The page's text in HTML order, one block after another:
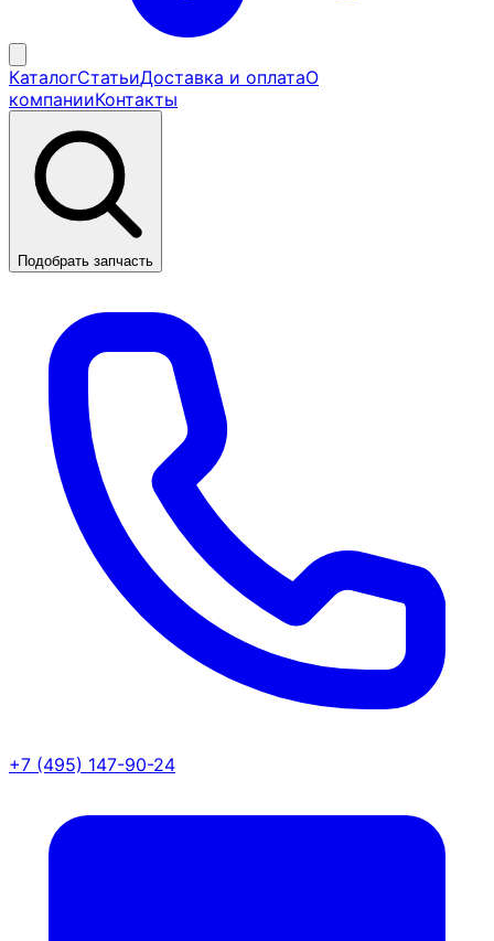
КаталогСтатьиДоставка и оплатаО
компанииКонтакты
Подобрать запчасть
+7 (495) 147-90-24